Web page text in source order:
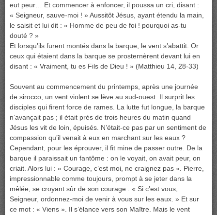
eut peur… Et commencer à enfoncer, il poussa un cri, disant :
« Seigneur, sauve-moi ! » Aussitôt Jésus, ayant étendu la main,
le saisit et lui dit : « Homme de peu de foi ! pourquoi as-tu
douté ? »
Et lorsqu’ils furent montés dans la barque, le vent s’abattit. Or
ceux qui étaient dans la barque se prosternèrent devant lui en
disant : « Vraiment, tu es Fils de Dieu ! » (Matthieu 14, 28-33)
Souvent au commencement du printemps, après une journée
de sirocco, un vent violent se lève au sud-ouest. Il surprit les
disciples qui firent force de rames. La lutte fut longue, la barque
n’avançait pas ; il était près de trois heures du matin quand
Jésus les vit de loin, épuisés. N’était-ce pas par un sentiment de
compassion qu’il venait à eux en marchant sur les eaux ?
Cependant, pour les éprouver, il fit mine de passer outre. De la
barque il paraissait un fantôme : on le voyait, on avait peur, on
criait. Alors lui : « Courage, c’est moi, ne craignez pas ». Pierre,
impressionnable comme toujours, prompt à se jeter dans la
mêlée, se croyant sûr de son courage : « Si c’est vous,
Seigneur, ordonnez-moi de venir à vous sur les eaux. » Et sur
ce mot : « Viens ». Il s’élance vers son Maître. Mais le vent